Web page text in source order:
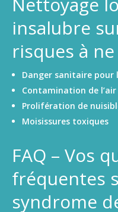
insalubre
risques à
Danger sanitaire pour
Contamination de l’air
Prolifération de
Moisissures toxiques
FAQ – Vos
fréquentes
syndrome